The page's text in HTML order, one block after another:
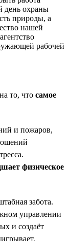
день охраны
природы, а
нашей
рабочей
то, что самое
и пожаров,
физическое
забота.
управлении
и создаёт